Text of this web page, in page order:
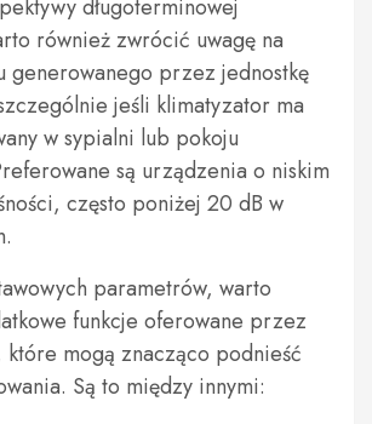
długoterminowej
również zwrócić uwagę na
generowanego przez jednostkę
jeśli klimatyzator ma
w sypialni lub pokoju
są urządzenia o niskim
często poniżej 20 dB w
parametrów, warto
funkcje oferowane przez
mogą znacząco podnieść
Są to między innymi: